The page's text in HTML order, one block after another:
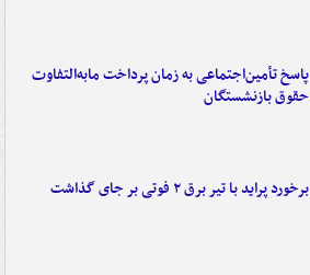
پاسخ تأمین‌اجتماعی به زمان پرداخت مابه‌التفاوت
حقوق بازنشستگان
برخورد پراید با تیر برق ۲ فوتی بر جای گذاشت